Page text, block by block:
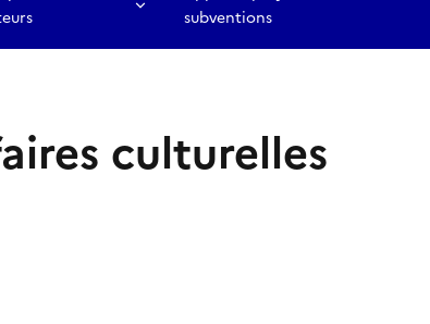
subventions
culturelles